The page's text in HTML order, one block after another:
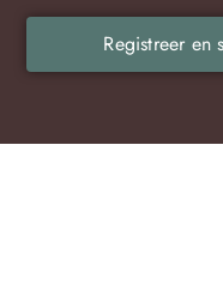
Registreer en